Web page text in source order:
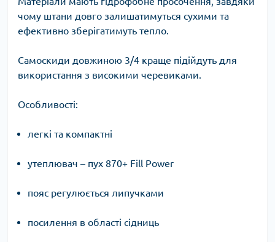
чому штани довго залишатимуться сухими та
ефективно зберігатимуть тепло.
Самоскиди довжиною 3/4 краще підійдуть для
використання з високими черевиками.
Особливості:
легкі та компактні
утеплювач – пух 870+ Fill Power
пояс регулюється липучками
посилення в області сідниць